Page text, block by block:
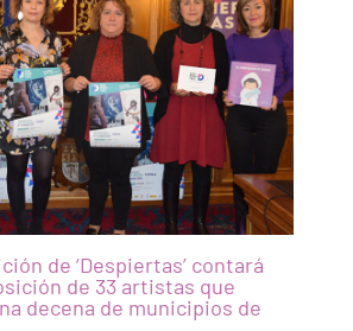
de ‘Despiertas’ contará
de 33 artistas que
decena de municipios de